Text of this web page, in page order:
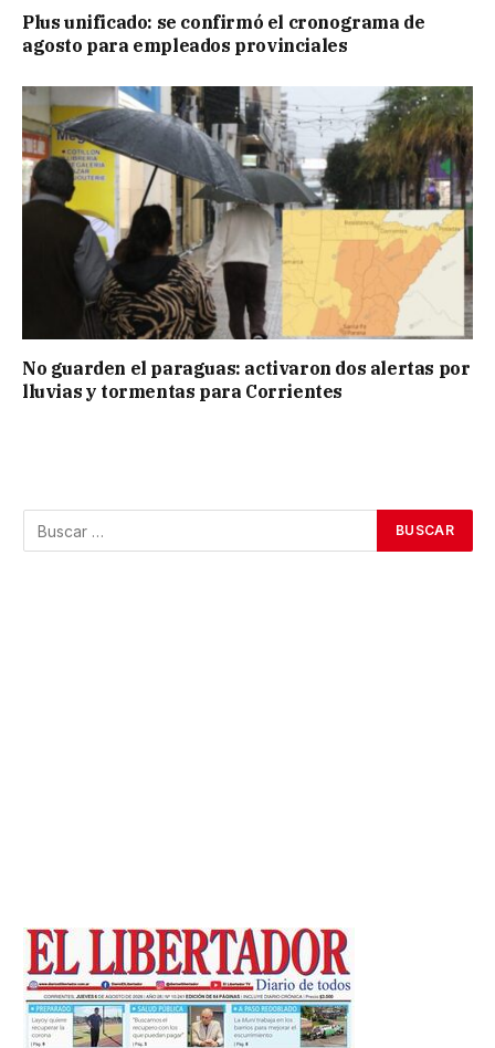
Plus unificado: se confirmó el cronograma de
agosto para empleados provinciales
No guarden el paraguas: activaron dos alertas por
lluvias y tormentas para Corrientes